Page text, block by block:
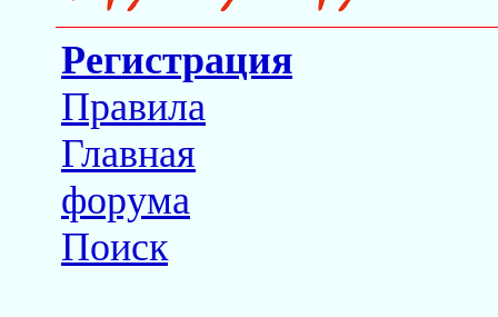
Регистрация
Правила
Главная
форума
Поиск